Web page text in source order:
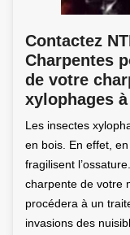
Contactez
Charpentes
de votre
xylophages
Les insectes
en bois. En effet,
fragilisent
charpente de votre
procédera à un
invasions des